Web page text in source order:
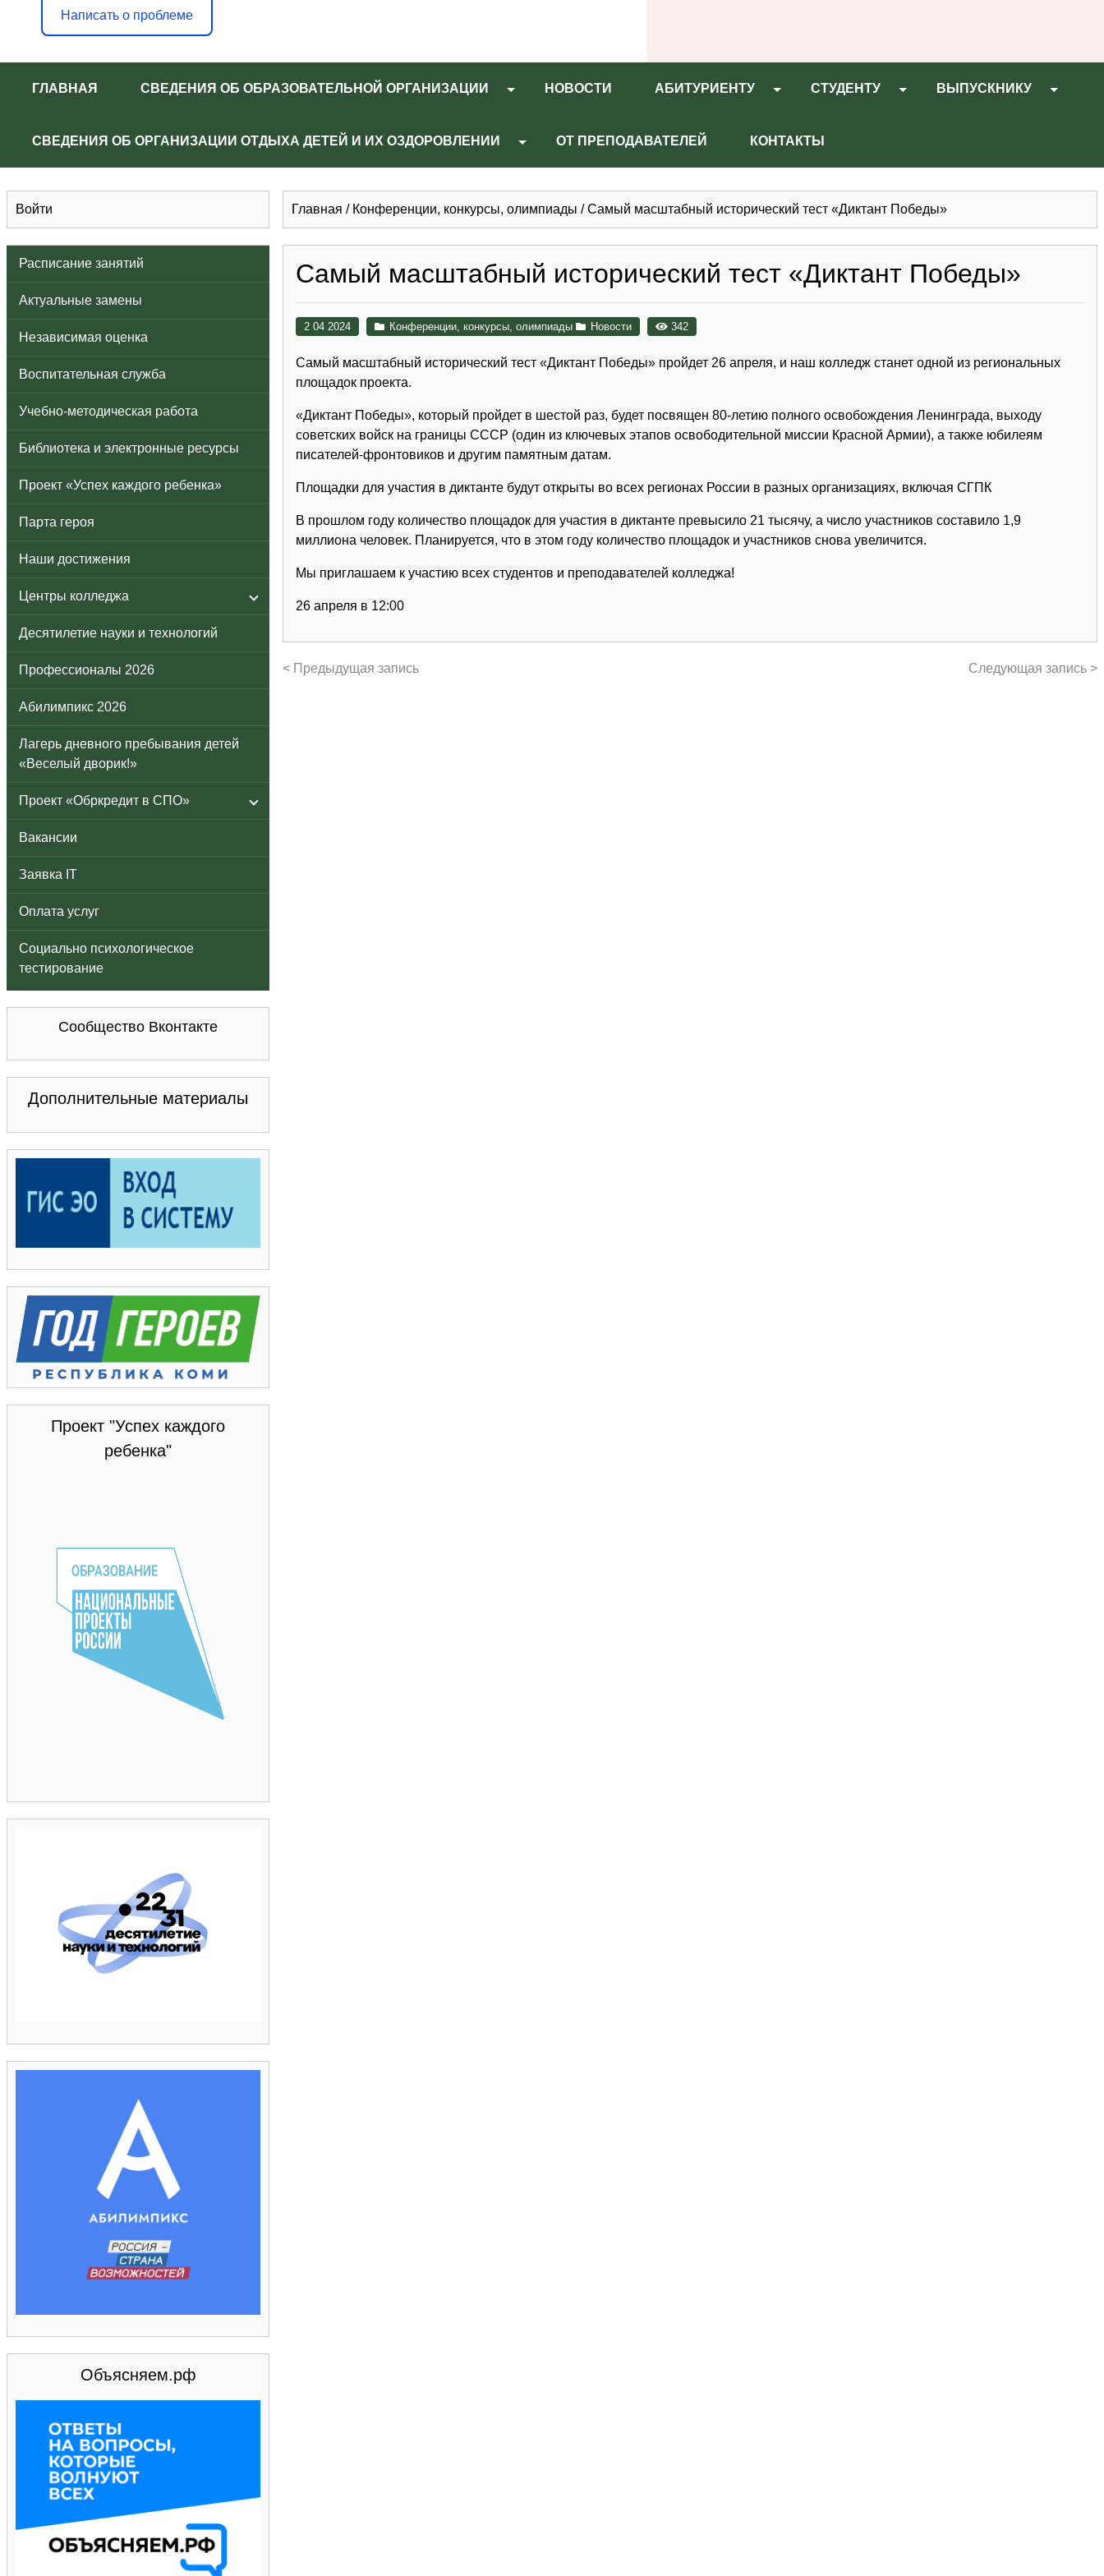
Написать о проблеме
ГЛАВНАЯ СВЕДЕНИЯ ОБ ОБРАЗОВАТЕЛЬНОЙ ОРГАНИЗАЦИИ НОВОСТИ АБИТУРИЕНТУ СТУДЕНТУ ВЫПУСКНИКУ
СВЕДЕНИЯ ОБ ОРГАНИЗАЦИИ ОТДЫХА ДЕТЕЙ И ИХ ОЗДОРОВЛЕНИИ ОТ ПРЕПОДАВАТЕЛЕЙ КОНТАКТЫ
Войти
Расписание занятий
Актуальные замены
Независимая оценка
Воспитательная служба
Учебно-методическая работа
Библиотека и электронные ресурсы
Проект «Успех каждого ребенка»
Парта героя
Наши достижения
Центры колледжа
Десятилетие науки и технологий
Профессионалы 2026
Абилимпикс 2026
Лагерь дневного пребывания детей
«Веселый дворик!»
Проект «Обркредит в СПО»
Вакансии
Заявка IT
Оплата услуг
Социально психологическое
тестирование
Сообщество Вконтакте
Дополнительные материалы
Проект "Успех каждого
ребенка"
Объясняем.рф
Главная / Конференции, конкурсы, олимпиады /Самый масштабный исторический тест «Диктант Победы»
Самый масштабный исторический тест «Диктант Победы»
2 04 2024 Конференции, конкурсы, олимпиады Новости 342
Самый масштабный исторический тест «Диктант Победы» пройдет 26 апреля, и наш колледж станет одной из региональных
площадок проекта.
«Диктант Победы», который пройдет в шестой раз, будет посвящен 80-летию полного освобождения Ленинграда, выходу
советских войск на границы СССР (один из ключевых этапов освободительной миссии Красной Армии), а также юбилеям
писателей-фронтовиков и другим памятным датам.
Площадки для участия в диктанте будут открыты во всех регионах России в разных организациях, включая СГПК
В прошлом году количество площадок для участия в диктанте превысило 21 тысячу, а число участников составило 1,9
миллиона человек. Планируется, что в этом году количество площадок и участников снова увеличится.
Мы приглашаем к участию всех студентов и преподавателей колледжа!
26 апреля в 12:00
< Предыдущая запись Следующая запись >